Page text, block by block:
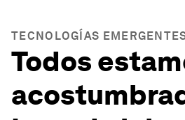
TECNOLOGÍAS
Todos